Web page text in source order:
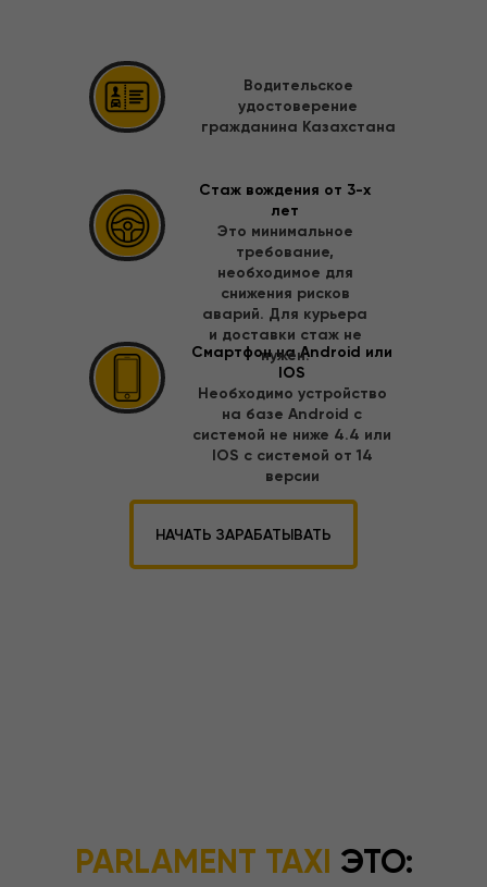
НАЧАТЬ ЗАРАБАТЫВАТЬ
Водительское
удостоверение
гражданина Казахстана
Смартфон на Android или
IOS
Необходимо устройство
на базе Android с
системой не ниже 4.4 или
IOS с системой от 14
версии
Стаж вождения от 3-х
лет
Это минимальное
требование,
необходимое для
снижения рисков
аварий. Для курьера
и доставки стаж не
нужен.
PARLAMENT TAXI ЭТО: